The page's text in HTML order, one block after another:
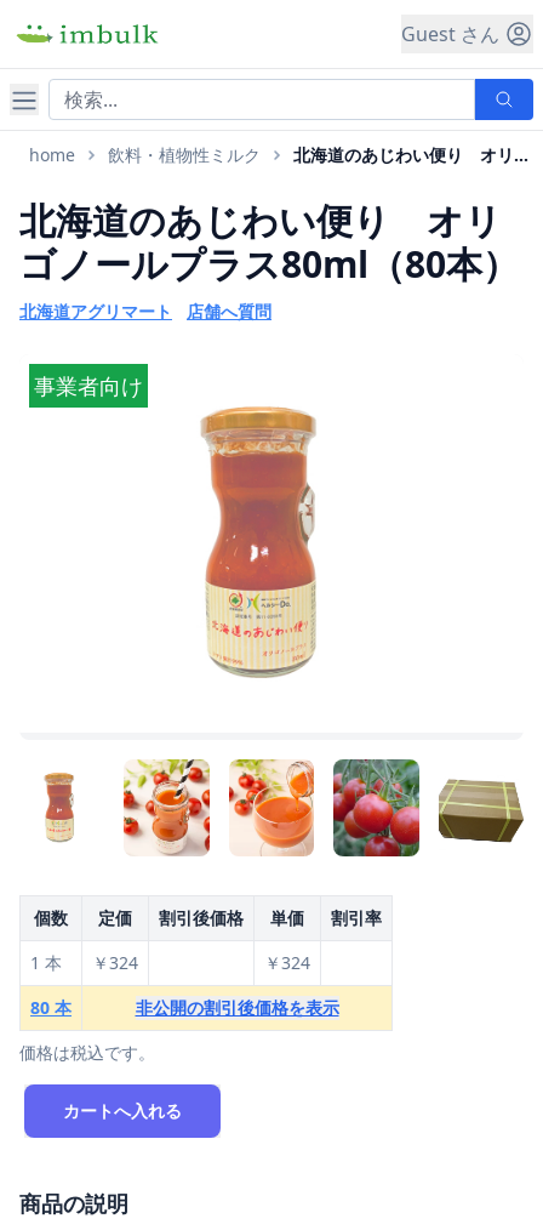
Guest さん
ナビゲーション
home 飲料・植物性ミルク 北海道のあじわい便り オリゴノールプラス80ml
北海道のあじわい便り オリ
ゴノールプラス80ml（80本）
北海道アグリマート 店舗へ質問
事業者向け
個数 定価 割引後価格 単価
割引率
1 本
￥324
￥324
80 本
非公開の割引後価格を表示
価格は税込です。
カートへ入れる
商品の説明